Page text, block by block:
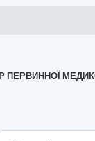
ПЕРВИННОЇ